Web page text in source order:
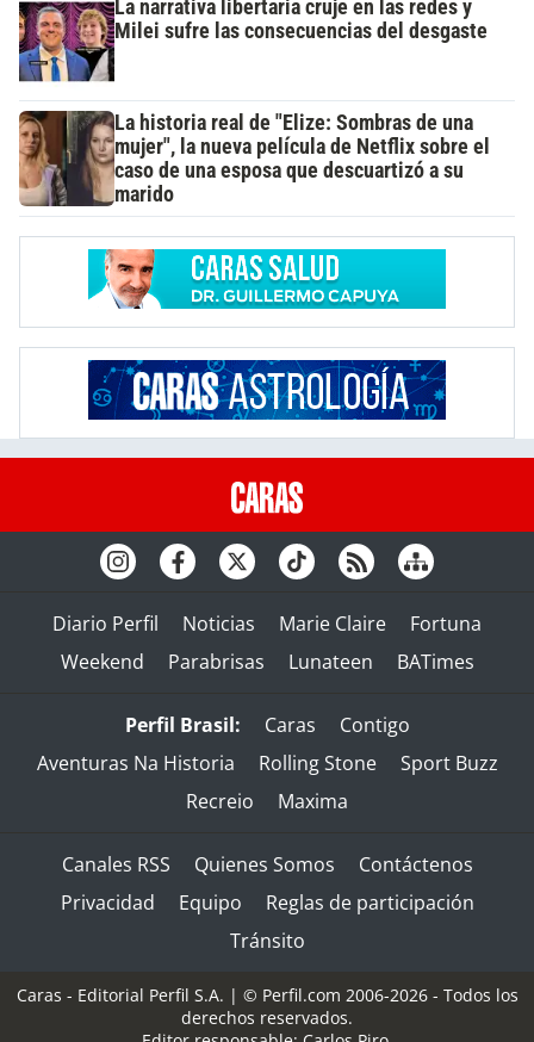
La narrativa libertaria cruje en las redes y
Milei sufre las consecuencias del desgaste
La historia real de "Elize: Sombras de una
mujer", la nueva película de Netflix sobre el
caso de una esposa que descuartizó a su
marido
Diario Perfil Noticias Marie Claire
Fortuna
Weekend
Parabrisas Lunateen BATimes
Perfil Brasil: Caras
Contigo
Aventuras Na Historia
Rolling Stone
Sport Buzz
Recreio
Maxima
Canales RSS Quienes Somos
Contáctenos
Privacidad
Equipo
Reglas de participación
Tránsito
Caras - Editorial Perfil S.A. | © Perfil.com 2006-2026 - Todos los
derechos reservados.